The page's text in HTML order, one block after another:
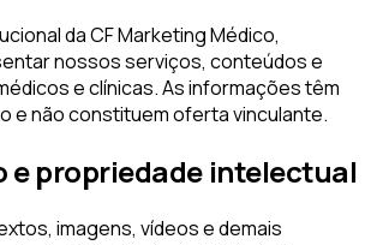
daCF Marketing Médico,
nossos serviços, conteúdos e
e clínicas. As informações têm
e não constituem oferta vinculante.
e propriedade intelectual
imagens, vídeos e demais